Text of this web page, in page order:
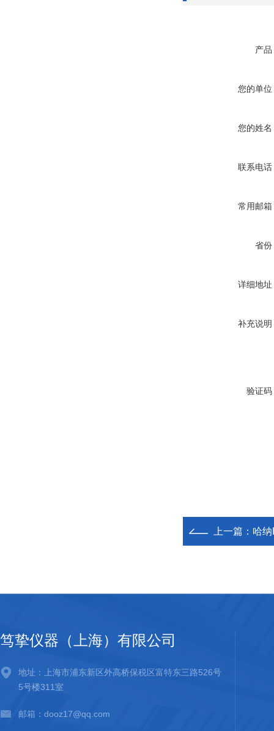
产品
您的单位
您的姓名
联系电话
常用邮箱
省份
详细地址
补充说明
验证码
上一篇： 哈
笃挚仪器（上海）有限公司
地址：上海市浦东新区外高桥保税区富特东三路526号
5号楼311室
邮箱：dooz17@qq.com